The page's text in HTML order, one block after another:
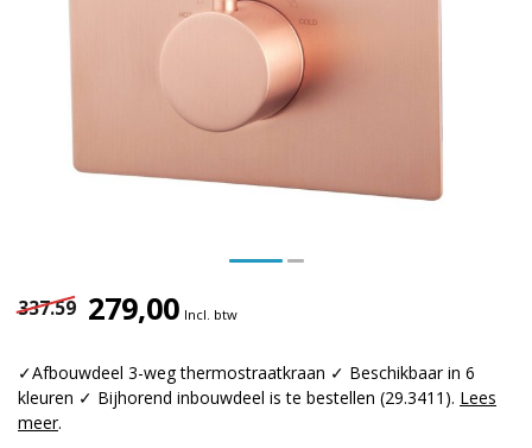
337.59 279,00 Incl. btw
✓Afbouwdeel 3-weg thermostraatkraan ✓ Beschikbaar in 6
kleuren ✓ Bijhorend inbouwdeel is te bestellen (29.3411). Lees
meer.